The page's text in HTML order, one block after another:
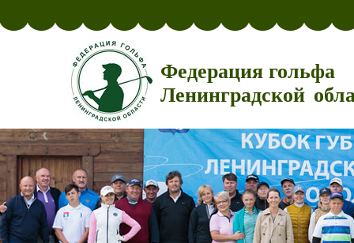
Федерация гольфа
Ленинградской